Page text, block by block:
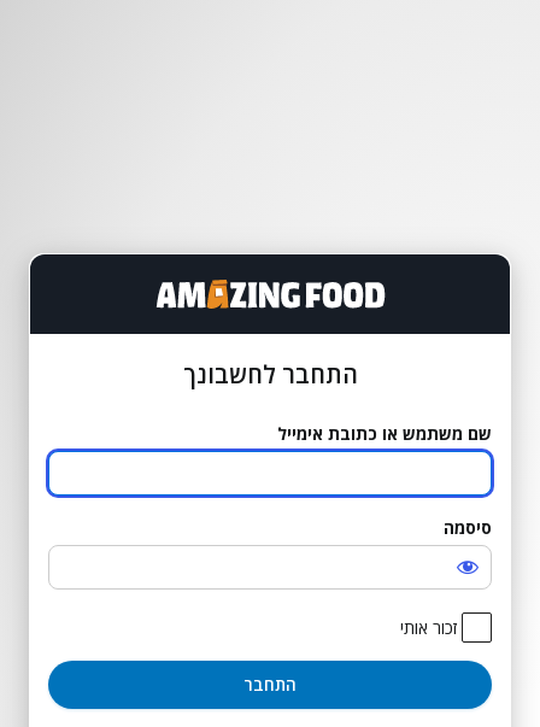
התחבר
התחבר לחשבונך
שם משתמש או כתובת אימייל
סיסמה
זכור אותי